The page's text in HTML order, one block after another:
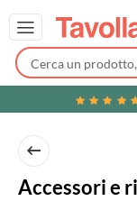
Accessori e